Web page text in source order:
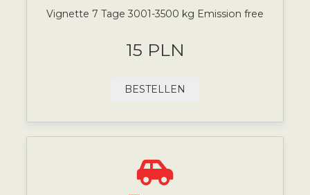
Vignette 7 Tage 3001-3500 kg Emission free
15 PLN
BESTELLEN